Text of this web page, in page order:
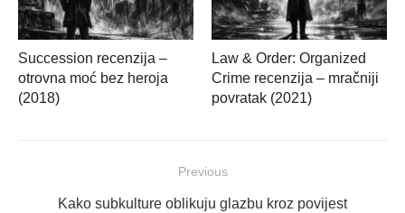
Succession recenzija –
otrovna moć bez heroja
(2018)
Law & Order: Organized
Crime recenzija – mračniji
povratak (2021)
objava
Previous
Previous
Kako subkulture oblikuju glazbu kroz povijest